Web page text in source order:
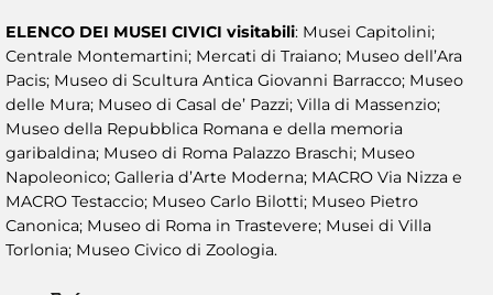
ELENCO DEI MUSEI CIVICI visitabili: Musei Capitolini;
Centrale Montemartini; Mercati di Traiano; Museo dell’Ara
Pacis; Museo di Scultura Antica Giovanni Barracco; Museo
delle Mura; Museo di Casal de’ Pazzi; Villa di Massenzio;
Museo della Repubblica Romana e della memoria
garibaldina; Museo di Roma Palazzo Braschi; Museo
Napoleonico; Galleria d’Arte Moderna; MACRO Via Nizza e
MACRO Testaccio; Museo Carlo Bilotti; Museo Pietro
Canonica; Museo di Roma in Trastevere; Musei di Villa
Torlonia; Museo Civico di Zoologia.